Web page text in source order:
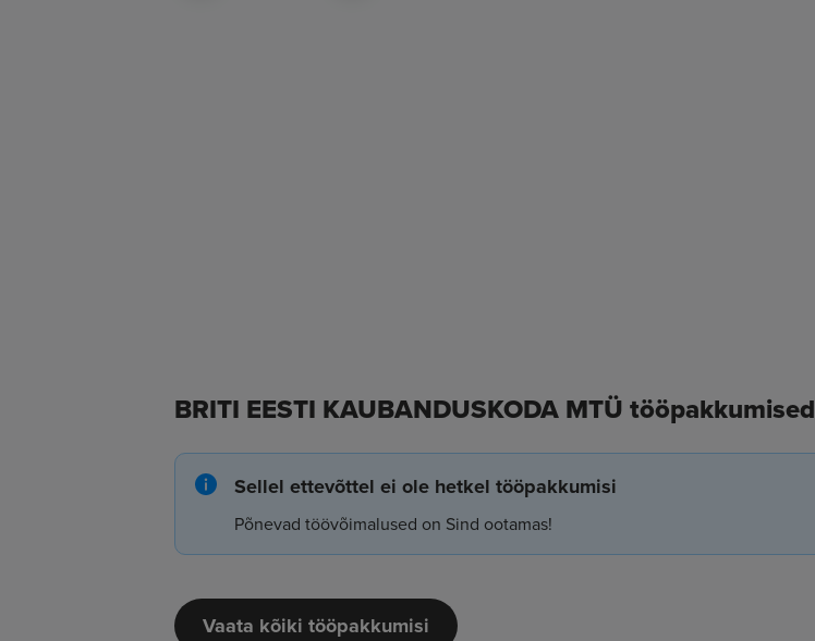
BRITI EESTI KAUBANDUSKODA MTÜ tööpakkumised
Sellel ettevõttel ei ole hetkel tööpakkumisi
Põnevad töövõimalused on Sind ootamas!
Vaata kõiki tööpakkumisi